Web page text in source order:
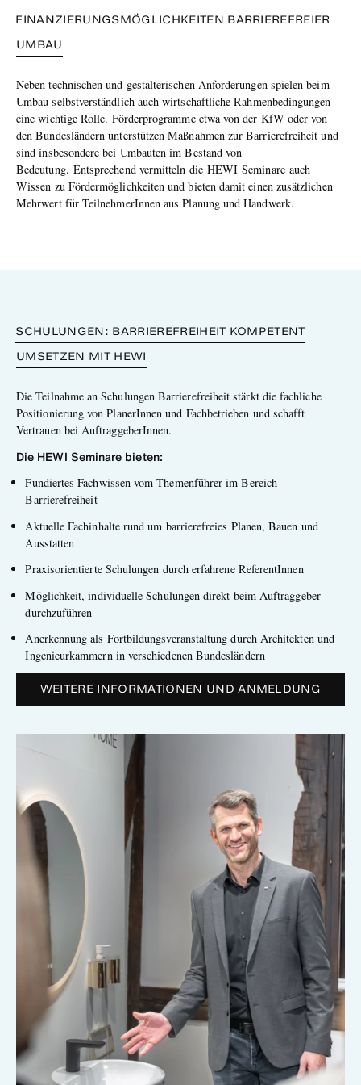
FINANZIERUNGSMÖGLICHKEITEN BARRIEREFREIER
UMBAU
Neben technischen und gestalterischen Anforderungen spielen beim
Umbau selbstverständlich auch wirtschaftliche Rahmenbedingungen
eine wichtige Rolle. Förderprogramme etwa von der KfW oder von
den Bundesländern unterstützen Maßnahmen zur Barrierefreiheit und
sind insbesondere bei Umbauten im Bestand von
Bedeutung. Entsprechend vermitteln die HEWI Seminare auch
Wissen zu Fördermöglichkeiten und bieten damit einen zusätzlichen
Mehrwert für TeilnehmerInnen aus Planung und Handwerk.
SCHULUNGEN: BARRIEREFREIHEIT KOMPETENT
UMSETZEN MIT HEWI
Die Teilnahme an Schulungen Barrierefreiheit stärkt die fachliche
Positionierung von PlanerInnen und Fachbetrieben und schafft
Vertrauen bei AuftraggeberInnen.
Die HEWI Seminare bieten:
Fundiertes Fachwissen vom Themenführer im Bereich
Barrierefreiheit
Aktuelle Fachinhalte rund um barrierefreies Planen, Bauen und
Ausstatten
Praxisorientierte Schulungen durch erfahrene ReferentInnen
Möglichkeit, individuelle Schulungen direkt beim Auftraggeber
durchzuführen
Anerkennung als Fortbildungsveranstaltung durch Architekten und
Ingenieurkammern in verschiedenen Bundesländern
WEITERE INFORMATIONEN UND ANMELDUNG